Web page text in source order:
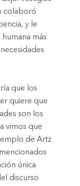
colaboró
y le
más
que los
quiere que
son los
vimos que
de Artz
única
discurso